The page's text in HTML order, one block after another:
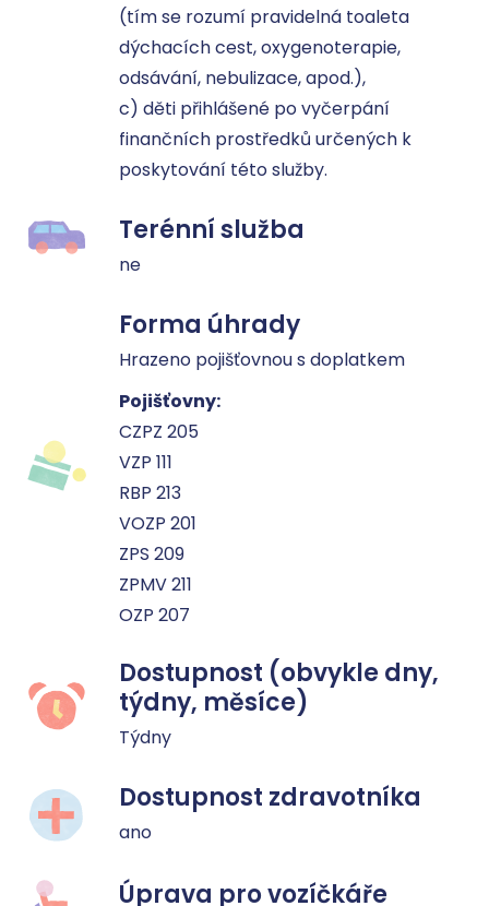
(tím se rozumí pravidelná toaleta
dýchacích cest, oxygenoterapie,
odsávání, nebulizace, apod.),
c) děti přihlášené po vyčerpání
finančních prostředků určených k
poskytování této služby.
Terénní služba
ne
Forma úhrady
Hrazeno pojišťovnou s doplatkem
Pojišťovny:
CZPZ 205
VZP 111
RBP 213
VOZP 201
ZPS 209
ZPMV 211
OZP 207
Dostupnost (obvykle dny,
týdny, měsíce)
Týdny
Dostupnost zdravotníka
ano
Úprava pro vozíčkáře